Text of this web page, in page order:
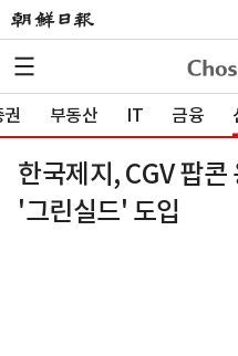
부동산 IT 금융
한국제지, CGV 팝
'그린실드' 도입